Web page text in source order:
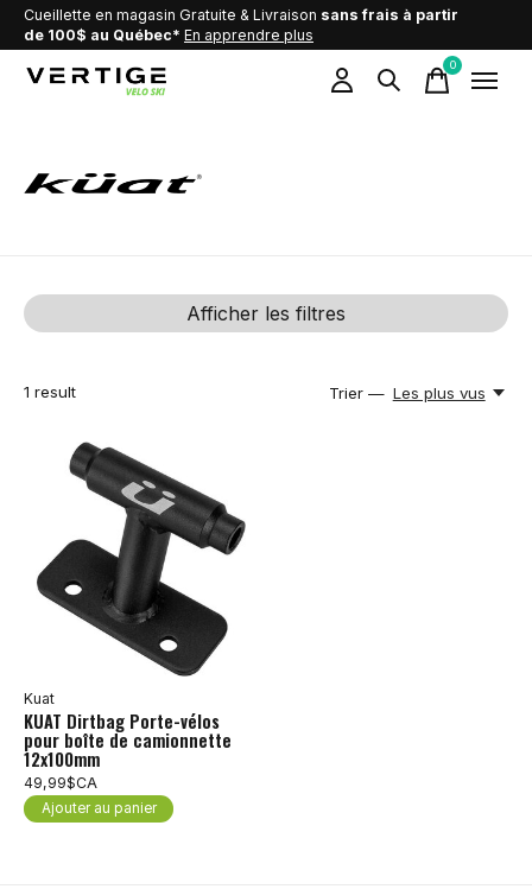
Cueillette en magasin Gratuite & Livraison sans frais à partir
de 100$ au Québec* En apprendre plus
0items
Kuat
Afficher les filtres
1 result Trier — Les plus vus
Kuat
KUAT Dirtbag Porte-vélos
pour boîte de camionnette
12x100mm
49,99$CA
Ajouter au panier